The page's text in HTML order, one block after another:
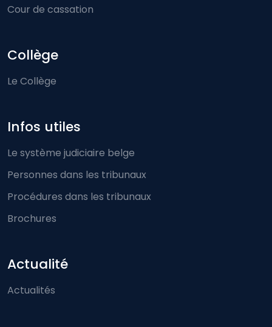
Cour de cassation
Collège
Le Collège
Infos utiles
Le système judiciaire belge
Personnes dans les tribunaux
Procédures dans les tribunaux
Brochures
Actualité
Actualités